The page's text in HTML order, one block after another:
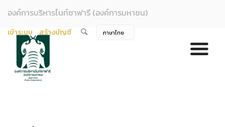
องค์การบริหารไนท์ซาฟารี (องค์การมหาชน)
เข้าระบบ สร้างบัญชี